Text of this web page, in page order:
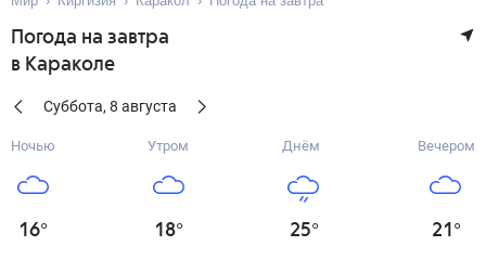
Погода на завтра
в Караколе
Суббота, 8 августа
Ночью
16°
Утром
18°
Днём
25°
Вечером
21 °